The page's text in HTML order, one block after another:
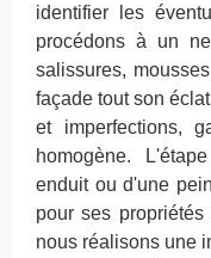
identifier les
procédons à un
salissures,
façade tout son
et imperfections,
homogène.
enduit ou d'une
pour ses propriétés
nous réalisons une